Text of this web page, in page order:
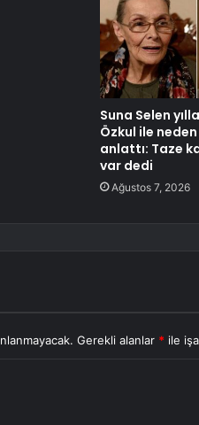
Suna Selen
Özkul ile neden
anlattı: Taze
var dedi
Ağustos 7, 2026
Gerekli alanlar * ile